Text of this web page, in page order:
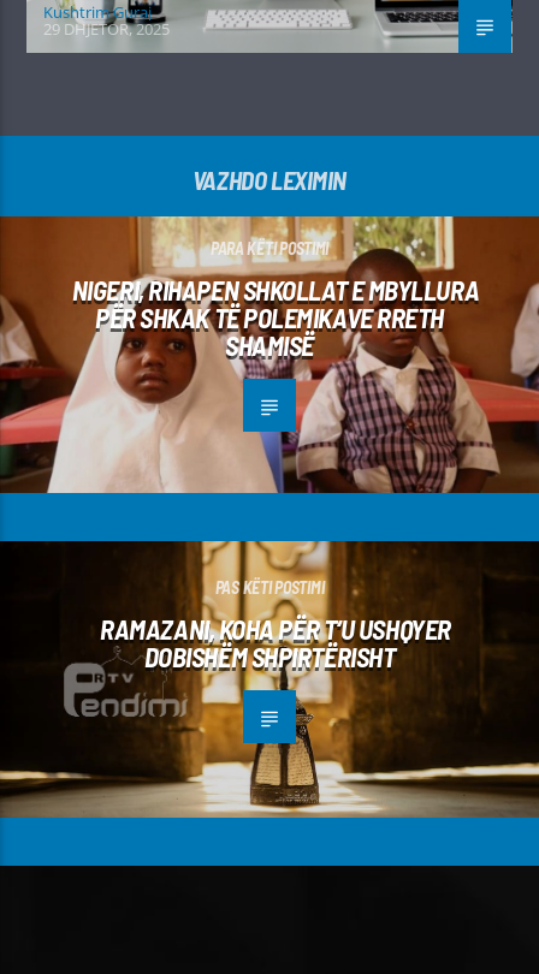
Kushtrim Guraj
29 DHJETOR, 2025
VAZHDO LEXIMIN
PARA KËTI POSTIMI
NIGERI, RIHAPEN SHKOLLAT E MBYLLURA
PËR SHKAK TË POLEMIKAVE RRETH
SHAMISË
PAS KËTI POSTIMI
RAMAZANI, KOHA PËR T‘U USHQYER
DOBISHËM SHPIRTËRISHT